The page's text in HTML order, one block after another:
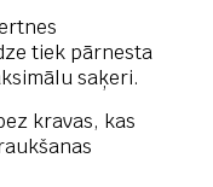
tiek pārnesta
saķeri.
kravas, kas